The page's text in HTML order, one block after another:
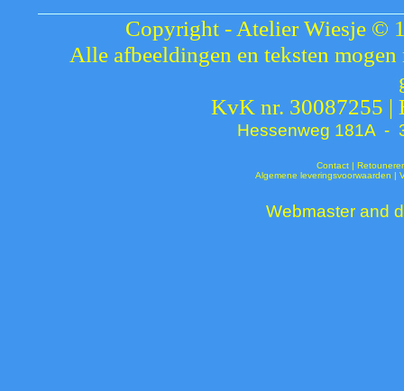
Copyright - Atelier Wiesje ©
Alle afbeeldingen en teksten
KvK nr. 30087255 |
Hessenweg 181A -
Contact|
Algemene leveringsvoorwaarden |
Webmaster and